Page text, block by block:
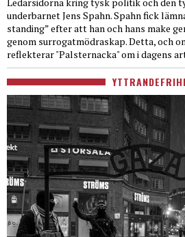
underbarnet Jens Spahn. Spahn fick
standing” efter att han och hans make
genom surrogatmödraskap. Detta, och
reflekterar "Palsternacka" om i dagens